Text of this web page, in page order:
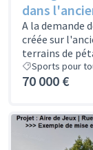
dans
A la demande
créée sur
terrains de
Sports pour
70 000 €